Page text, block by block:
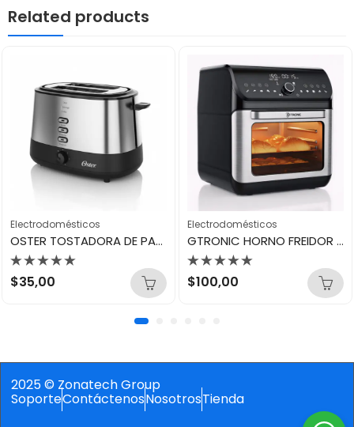
Related products
Electrodomésticos
OSTER TOSTADORA DE PAN TSSTTR500
Valorado
con
$35,00
Electrodomésticos
GTRONIC HORNO FREIDOR DE AIRE 12L DT12LK
Valorado
con
$100,00
2025 © Zonatech Group
SoporteContáctenosNosotrosTienda